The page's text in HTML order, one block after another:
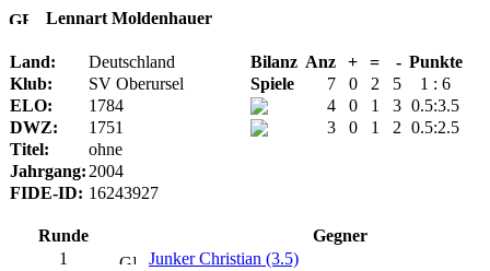
Lennart Moldenhauer
Land: Deutschland Bilanz Anz + = - Punkte
Klub:
SV Oberursel Spiele 7 0 2 5
1 : 6
ELO:
1784 4 0 1 3 0.5:3.5
DWZ:
1751 3 0 1 2 0.5:2.5
Titel:
ohne
Jahrgang: 2004
FIDE-ID: 16243927
Runde
Gegner
1
Junker Christian (3.5)